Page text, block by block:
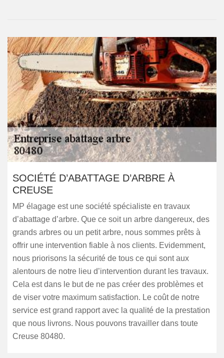
SOCIÉTÉ D’ABATTAGE D’ARBRE À
CREUSE
MP élagage est une société spécialiste en travaux
d’abattage d’arbre. Que ce soit un arbre dangereux, des
grands arbres ou un petit arbre, nous sommes prêts à
offrir une intervention fiable à nos clients. Evidemment,
nous priorisons la sécurité de tous ce qui sont aux
alentours de notre lieu d’intervention durant les travaux.
Cela est dans le but de ne pas créer des problèmes et
de viser votre maximum satisfaction. Le coût de notre
service est grand rapport avec la qualité de la prestation
que nous livrons. Nous pouvons travailler dans toute
Creuse 80480.